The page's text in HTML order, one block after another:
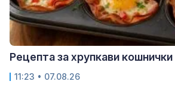
Рецепта за хрупкави
11:23 • 07.08.26